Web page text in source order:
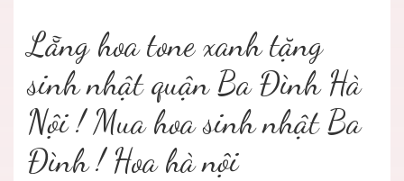
Lẵng hoa tone xanh tặng
sinh nhật quận Ba Đình Hà
Nội ! Mua hoa sinh nhật Ba
Đình ! Hoa hà nội